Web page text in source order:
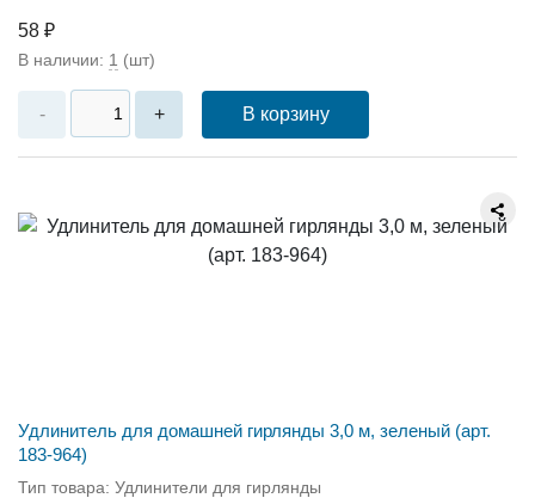
58 ₽
В наличии: 1 (шт)
- + В корзину
Удлинитель для домашней гирлянды 3,0 м, зеленый (арт.
183-964)
Тип товара: Удлинители для гирлянды